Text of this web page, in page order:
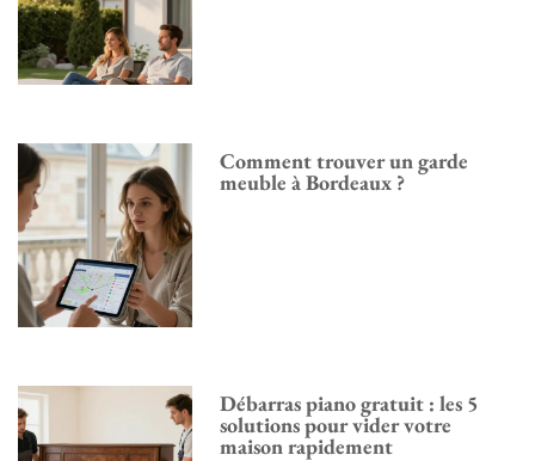
Comment trouver un garde
meuble à Bordeaux ?
Débarras piano gratuit : les 5
solutions pour vider votre
maison rapidement